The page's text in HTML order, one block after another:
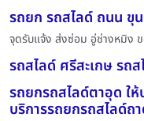
รถยก รถสไลด์ ถนน ขุ
จุดรับแจ้ง ส่งซ่อม อู่ช่างหมิง
รถสไลด์ ศรีสะเกษ รถ
รถยกรถสไลด์ตาอุด ใ
บริการรถยกรถสไลด์ถ